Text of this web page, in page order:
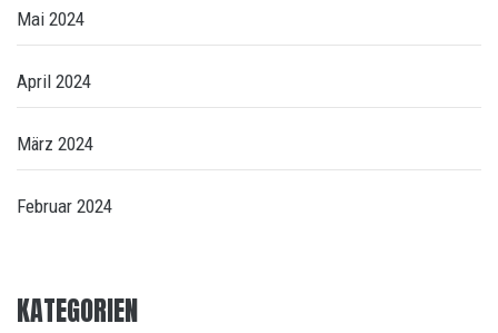
Mai 2024
April 2024
März 2024
Februar 2024
KATEGORIEN